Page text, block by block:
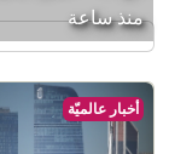
منذ ساعة
أخبار عالميّة